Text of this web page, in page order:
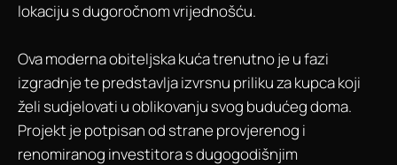
lokaciju s dugoročnom vrijednošću.
Ova moderna obiteljska kuća trenutno je u fazi
izgradnje te predstavlja izvrsnu priliku za kupca koji
želi sudjelovati u oblikovanju svog budućeg doma.
Projekt je potpisan od strane provjerenog i
renomiranog investitora s dugogodišnjim